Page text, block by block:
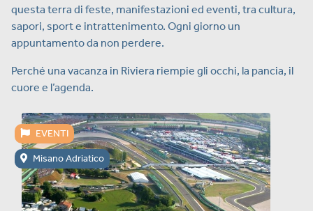
questa terra di feste, manifestazioni ed eventi, tra cultura,
sapori, sport e intrattenimento. Ogni giorno un
appuntamento da non perdere.
Perché una vacanza in Riviera riempie gli occhi, la pancia, il
cuore e l’agenda.
EVENTI
Misano Adriatico